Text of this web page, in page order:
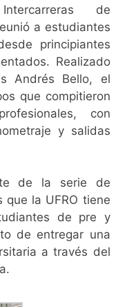
de
a estudiantes
principiantes
Realizado
Andrés Bello, el
que compitieron
con
y salidas
de la serie de
que la UFRO tiene
de pre y
de entregar una
a través del